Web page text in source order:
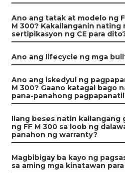
Ano ang tatak at modelo ng
M 300? Kakailanganin nating
sertipikasyon ng CE para
Ano ang lifecycle ng mga
Ano ang iskedyul ng
M 300? Gaano katagal bago
pana-panahong
Ilang beses natin kailangang
ng FF M 300 sa loob ng
panahon ng warranty?
Magbibigay ba kayo ng
sa aming mga kinatawan